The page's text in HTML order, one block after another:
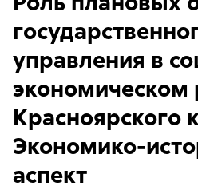
управления в
экономическом
Красноярского
Экономико-
аспект